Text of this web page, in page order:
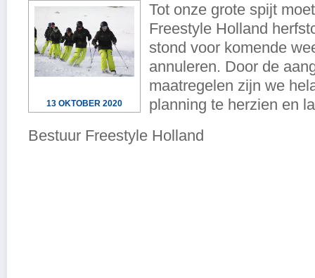
13 OKTOBER 2020
Tot onze grote spijt
Freestyle Holland
stond voor komende
annuleren. Door de
maatregelen zijn we
planning te herzien en
Bestuur Freestyle Holland